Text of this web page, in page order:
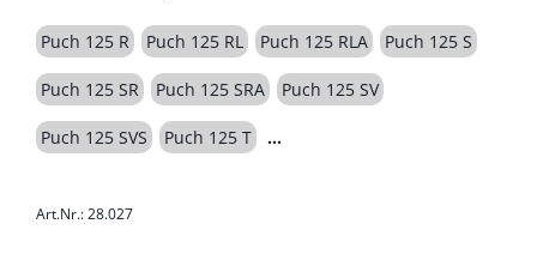
Puch 125 R Puch 125 RL Puch 125 RLA Puch 125 S
Puch 125 SR Puch 125 SRA Puch 125 SV
Puch 125 SVS Puch 125 T
Art.Nr.: 28.027